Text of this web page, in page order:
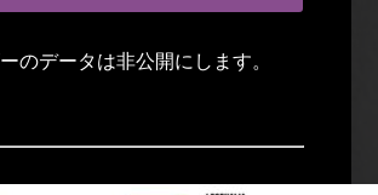
のデータは非公開にします。